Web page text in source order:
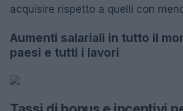
acquisire rispetto a quelli con
Aumenti salariali in tutto il
paesi e tutti i lavori